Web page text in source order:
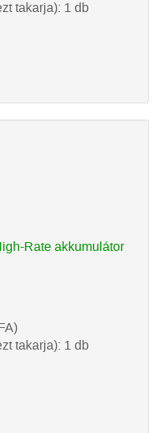
takarja): 1 db
Rate akkumulátor
takarja): 1 db